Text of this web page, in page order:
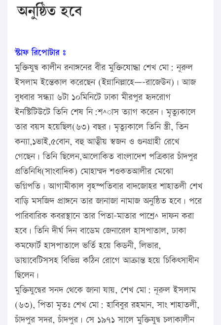
অনুষ্ঠিত হবে
স্টাফ রিপোটার ঃ
মুক্তিযুদ্ব কালীন রনাঙ্গনের বীর মুক্তিযোদ্ধা শেখ মো: নূরুল
ইসলাম ইন্তেকাল করেছেন (ইন্নানিল্লাহে—-রাজেউন)। আজ
বুধবার সন্ধ্যা ৬টা ১০মিনিটে ঢাকা মীরপুর হৃদরোগ
ইনস্টিটিউটে তিনি শেষ নি:শ^াস ত্যাগ করেন। মৃত্যুকালে
তার বয়স হয়েছিল(৬৩) বছর। মৃত্যুকালে তিনি স্ত্রী, তিন
কন্যা,১ভাই,৫বোন, বহু আত্বীয় স্বজন ও গুনগ্রাহী রেখে
গেছেন। তিনি ছিলেন,আলোকিত বাংলাদেশ পত্রিকার চাঁদপুর
প্রতিনিধি(সাংবাদিক) মোহাম্মদ শওকতআলীর মেঝো
ভগ্নিপতি। আগামীকাল বৃহস্পতিবার বাদজোহর শাহাতলী শেখ
বাড়ি মসজিদ প্রাঙ্গনে তার জানাজা নামাজ অনুষ্ঠিত হবে। পরে
পারিবারিক কবরস্থানে তার পিতা-মাতার পাশের্^ দাফন করা
হবে। তিনি দীর্ঘ দিন বাডেম জেনারেল হাসপাতাল, ঢাকা
কমফোর্ট হাসপাতালে ভর্তি হয়ে কিডনী, লিভার,
ডায়াবেটিসসহ বিভিন্ন কঠিন রোগে আক্রান্ত হয়ে চিকিৎসাধীন
ছিলেন।
মুক্তিযুদ্বের সনদ থেকে জানা যায়, শেখ মো: নূরুল ইসলাম
(৬৩), পিতা মৃতঃ শেখ মো: হাবিবুর রহমান, সাং শাহাতলী,
চাঁদপুর সদর, চাঁদপুর। সে ১৯৭১ সালে মুক্তিযুদ্ব চলাকালীন